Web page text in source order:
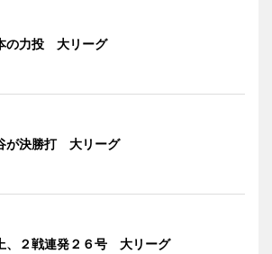
の力投 大リーグ
が決勝打 大リーグ
、２戦連発２６号 大リーグ